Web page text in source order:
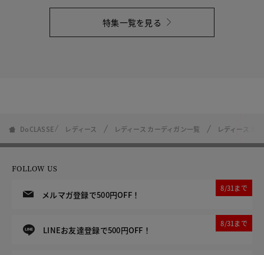
特集一覧を見る
DoCLASSE レディース レディース カーディガン一覧 レディース カ
FOLLOW US
メルマガ登録で500円OFF！
8/31まで
LINEお友達登録で500円OFF！
8/31まで